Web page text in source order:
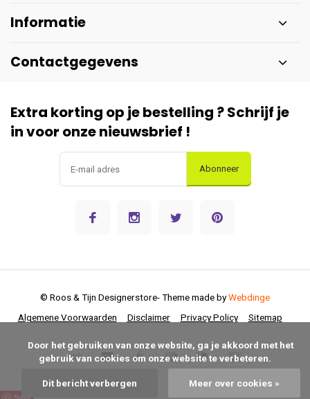
Informatie
Contactgegevens
Extra korting op je bestelling ? Schrijf je
in voor onze nieuwsbrief !
Abonneer
Algemene Voorwaarden Disclaimer Privacy Policy Sitemap
© Roos & Tijn Designerstore- Theme made byWebdinge
gebruik van cookies om onze website te verbeteren.
Dit bericht verbergen Meer over cookies »